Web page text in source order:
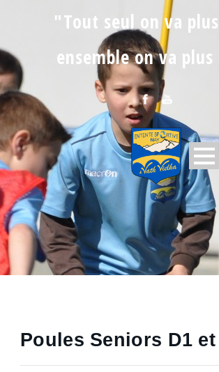
"Tout seul on va
ensemble on va
Poules Seniors D1 et